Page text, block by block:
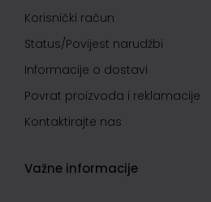
Korisnički račun
Status/Povijest narudžbi
Informacije o dostavi
Povrat proizvoda i reklamacije
Kontaktirajte nas
Važne informacije